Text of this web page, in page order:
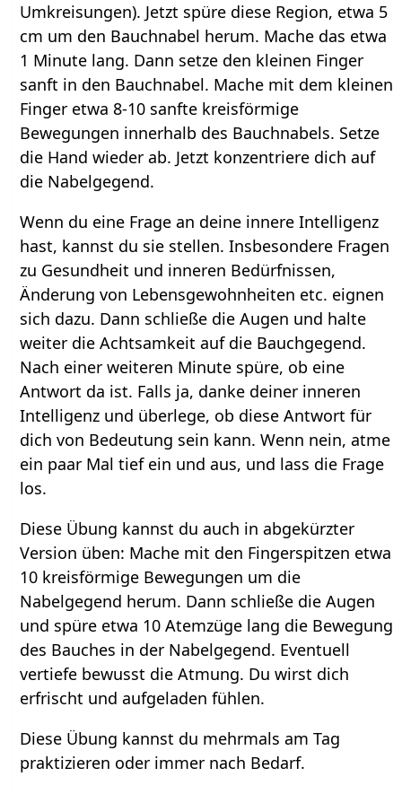
Umkreisungen). Jetzt spüre diese Region, etwa 5
cm um den Bauchnabel herum. Mache das etwa
1 Minute lang. Dann setze den kleinen Finger
sanft in den Bauchnabel. Mache mit dem kleinen
Finger etwa 8-10 sanfte kreisförmige
Bewegungen innerhalb des Bauchnabels. Setze
die Hand wieder ab. Jetzt konzentriere dich auf
die Nabelgegend.
Wenn du eine Frage an deine innere Intelligenz
hast, kannst du sie stellen. Insbesondere Fragen
zu Gesundheit und inneren Bedürfnissen,
Änderung von Lebensgewohnheiten etc. eignen
sich dazu. Dann schließe die Augen und halte
weiter die Achtsamkeit auf die Bauchgegend.
Nach einer weiteren Minute spüre, ob eine
Antwort da ist. Falls ja, danke deiner inneren
Intelligenz und überlege, ob diese Antwort für
dich von Bedeutung sein kann. Wenn nein, atme
ein paar Mal tief ein und aus, und lass die Frage
los.
Diese Übung kannst du auch in abgekürzter
Version üben: Mache mit den Fingerspitzen etwa
10 kreisförmige Bewegungen um die
Nabelgegend herum. Dann schließe die Augen
und spüre etwa 10 Atemzüge lang die Bewegung
des Bauches in der Nabelgegend. Eventuell
vertiefe bewusst die Atmung. Du wirst dich
erfrischt und aufgeladen fühlen.
Diese Übung kannst du mehrmals am Tag
praktizieren oder immer nach Bedarf.